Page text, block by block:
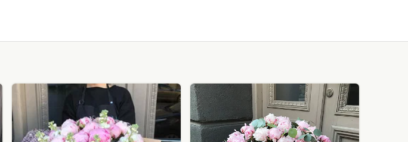
Lielais
peoniju,
lefkoju
pušķis
101
peonija
grozā
ar
eikaliptu